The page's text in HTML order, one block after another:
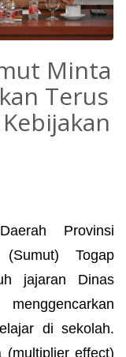
Minta
Terus
Provinsi
Togap
jajaran Dinas
di sekolah.
(multiplier effect)